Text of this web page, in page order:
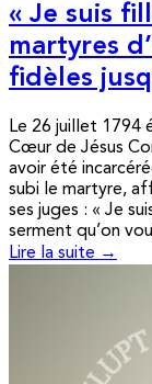
« Je suis
martyres
fidèles
Le 26 juillet 1794
Cœur de Jésus
avoir été
subi le martyre,
ses juges : « Je
serment qu’on
Lire la suite →